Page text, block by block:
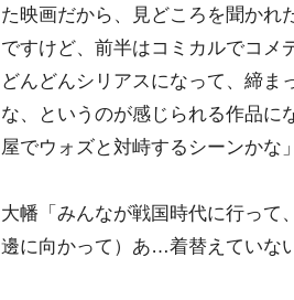
た映画だから、見どころを聞かれ
ですけど、前半はコミカルでコメ
どんどんシリアスになって、締ま
な、というのが感じられる作品に
屋でウォズと対峙するシーンかな
大幡「みんなが戦国時代に行って
邊に向かって）あ…着替えていな